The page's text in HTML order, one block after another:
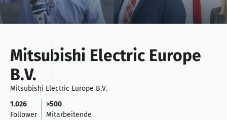
Mitsubishi Electric Europe
B.V.
Mitsubishi Electric Europe B.V.
1.026
Follower
>500
Mitarbeitende